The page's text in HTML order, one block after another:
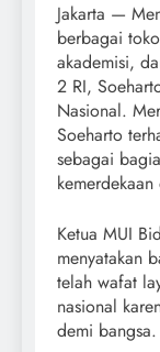
Jakarta —
berbagai
akademisi,
2 RI,
Nasional.
Soeharto
sebagai
Ketua MUI
menyatakan
telah wafat
nasional
demi bangsa.